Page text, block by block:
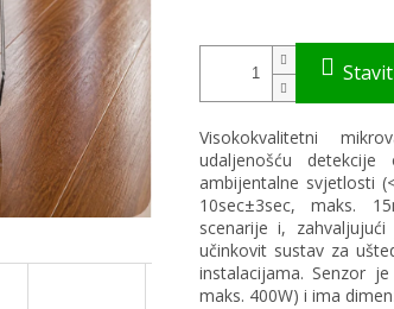
Visokokvalitetni
udaljenošću
ambijentalne svjetlosti
10sec±3sec, maks.
scenarije i,
učinkovit sustav za
instalacijama. Senzor
maks. 400W) i ima